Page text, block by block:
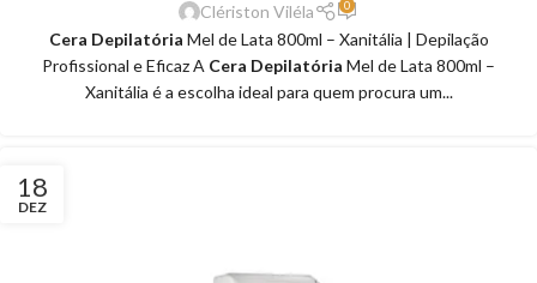
Clériston Viléla 0
Cera Depilatória Mel de Lata 800ml – Xanitália | Depilação
Profissional e Eficaz A Cera Depilatória Mel de Lata 800ml –
Xanitália é a escolha ideal para quem procura um...
18
DEZ